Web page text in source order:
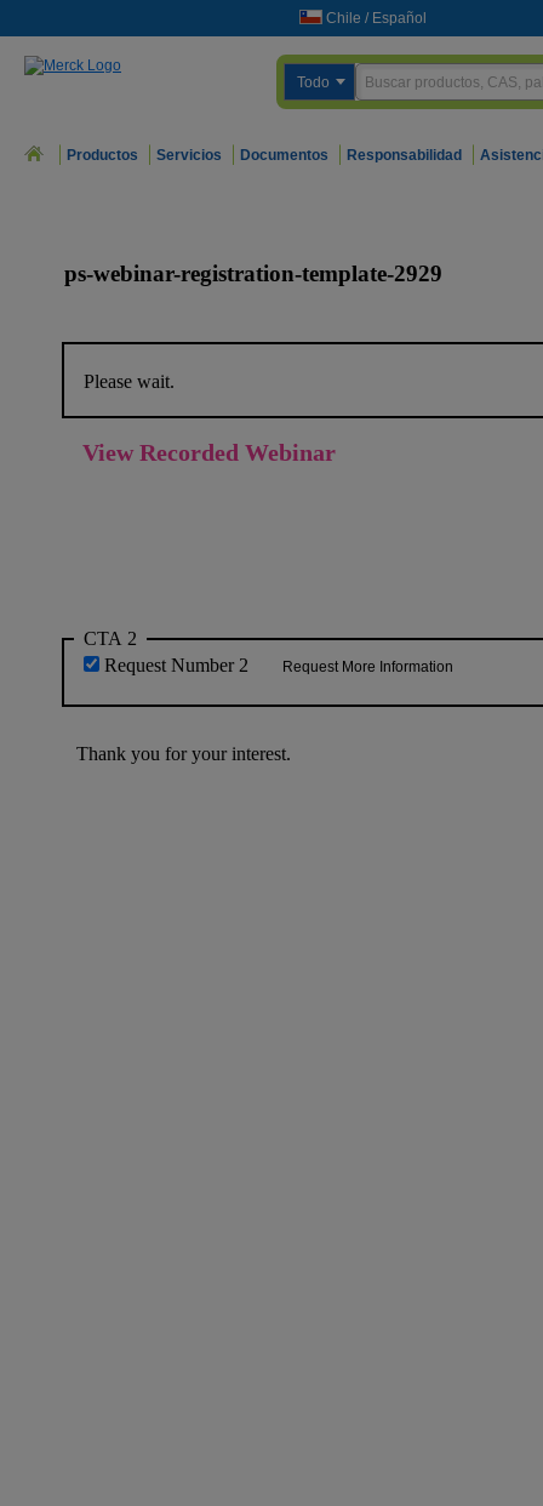
Chile / Español
Todo
Productos Servicios Documentos Responsabilidad